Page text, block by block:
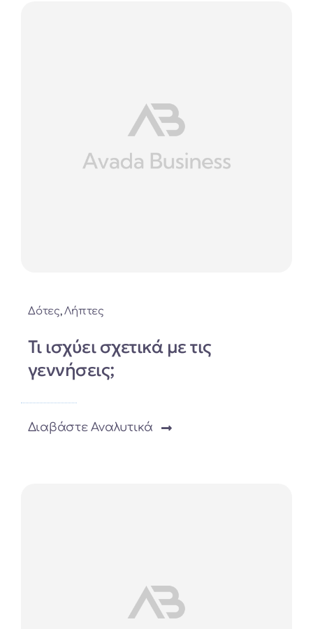
Δότες,Λήπτες
Τι ισχύει σχετικά με τις
γεννήσεις;
Διαβάστε Αναλυτικά